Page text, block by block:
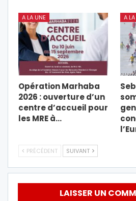
A LA UNE
Opération Marhaba
2026 : ouverture d’un
centre d’accueil pour
les MRE à…
A
PRÉCÉDENT SUIVANT
LAISSER UN